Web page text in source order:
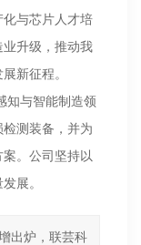
与芯片人才培
升级，推动我
新征程。
知与智能制造领
测装备，并为
。公司坚持以
展。
出炉，联芸科